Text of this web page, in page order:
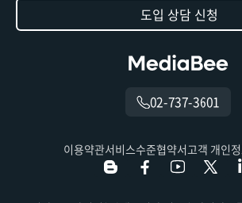
도입 상담 신청
02-737-3601
이용약관서비스수준협약서고객 개인